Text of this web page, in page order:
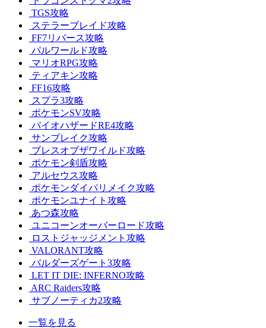
TGS攻略
ステラーブレイド攻略
FF7リバース攻略
パルワールド攻略
マリオRPG攻略
ティアキン攻略
FF16攻略
スプラ3攻略
ポケモンSV攻略
バイオハザードRE4攻略
サンブレイク攻略
ブレスオブザワイルド攻略
ポケモン剣盾攻略
アルセウス攻略
ポケモンダイパリメイク攻略
ポケモンユナイト攻略
あつ森攻略
ユニコーンオーバーロード攻略
ロストジャッジメント攻略
VALORANT攻略
バルダーズゲート3攻略
LET IT DIE: INFERNO攻略
ARC Raiders攻略
サブノーティカ2攻略
一覧を見る